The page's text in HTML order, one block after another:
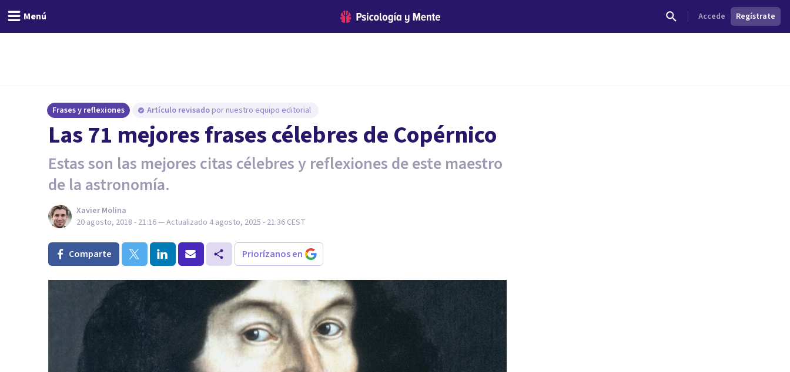
Menú Accede Regístrate
Frases y reflexiones Artículo revisado por nuestro equipo editorial
Las 71 mejores frases célebres de Copérnico
Estas son las mejores citas célebres y reflexiones de este maestro
de la astronomía.
Xavier Molina
20 agosto, 2018 - 21:16— Actualizado 4 agosto, 2025 - 21:36 CEST
Comparte Priorízanos en